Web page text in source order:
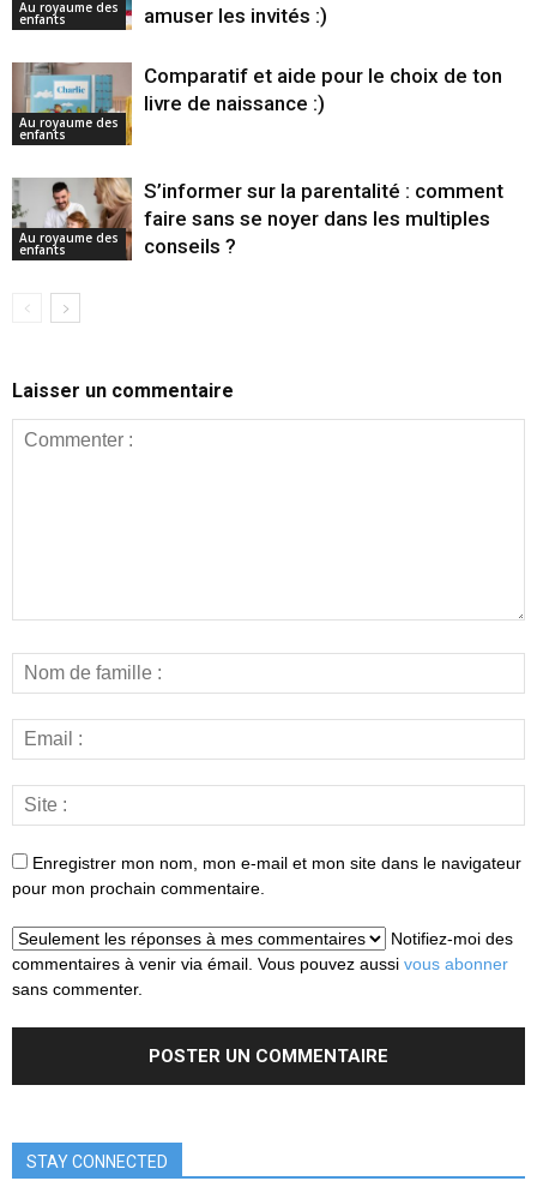
Au royaume des
enfants
amuser les invités :)
Au royaume des
enfants
Comparatif et aide pour le choix de ton
livre de naissance :)
Au royaume des
enfants
S’informer sur la parentalité : comment
faire sans se noyer dans les multiples
conseils ?
Laisser un commentaire
Enregistrer mon nom, mon e-mail et mon site dans le navigateur
pour mon prochain commentaire.
Notifiez-moi des
commentaires à venir via émail. Vous pouvez aussi vous abonner
sans commenter.
STAY CONNECTED